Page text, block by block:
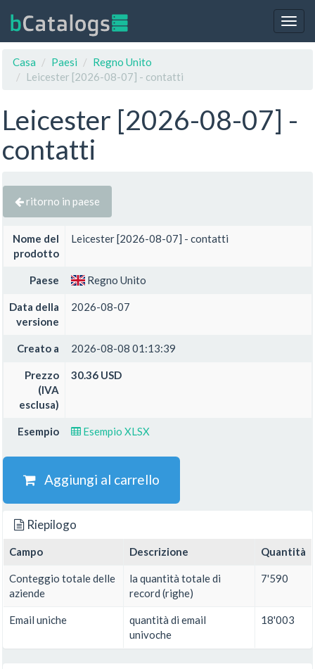
Casa
Paesi
Regno Unito
Leicester [2026-08-07] - contatti
Leicester [2026-08-07] -
contatti
ritorno in paese
Nome del
prodotto
Leicester [2026-08-07] - contatti
Paese Regno Unito
Data della
versione
2026-08-07
Creato a 2026-08-08 01:13:39
Prezzo
(IVA
esclusa)
30.36 USD
Esempio Esempio XLSX
Aggiungi al carrello
Riepilogo
Campo Descrizione Quantità
Conteggio totale delle
aziende
la quantità totale di
record (righe)
7'590
Email uniche
quantità di email
univoche
18'003